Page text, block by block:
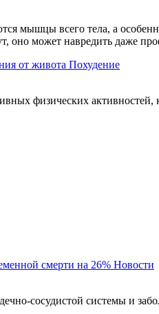
мышцы всего тела, а
оно может навредить даже
от живота Похудение
физических активностей,
смерти на 26% Новости
сосудистой системы и